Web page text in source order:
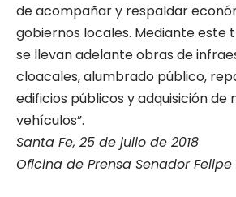
de acompañar y respaldar
gobiernos locales. Mediante este
se llevan adelante obras de
cloacales, alumbrado público,
edificios públicos y adquisición de
vehículos”.
Santa Fe, 25 de julio de 2018
Oficina de Prensa Senador